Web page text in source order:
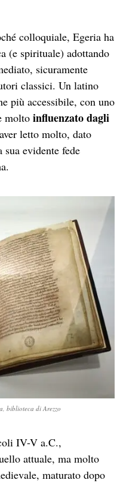
colloquiale, Egeria ha
(e spirituale) adottando
sicuramente
classici. Un latino
più accessibile, con uno
moltoinfluenzato dagli
letto molto, dato
evidente fede
biblioteca di Arezzo
IV-V a.C.,
attuale, ma molto
maturato dopo